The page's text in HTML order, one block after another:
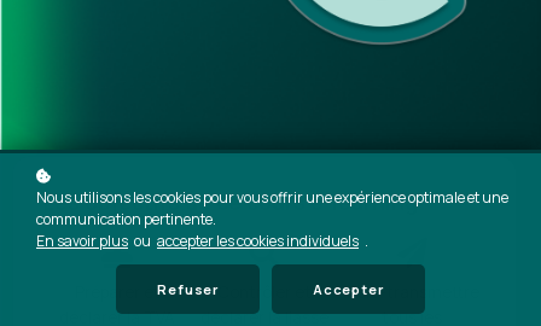
Les objectifs de ce cours e-learning
Préparer et
déclarer la TVA
Contrôler et
déclarer la liasse
Télé-transmettre
tous les
Nous utilisons les cookies pour vous offrir une expérience optimale et une
communication pertinente.
En savoir plus ou accepter les cookies individuels .
Refuser Accepter